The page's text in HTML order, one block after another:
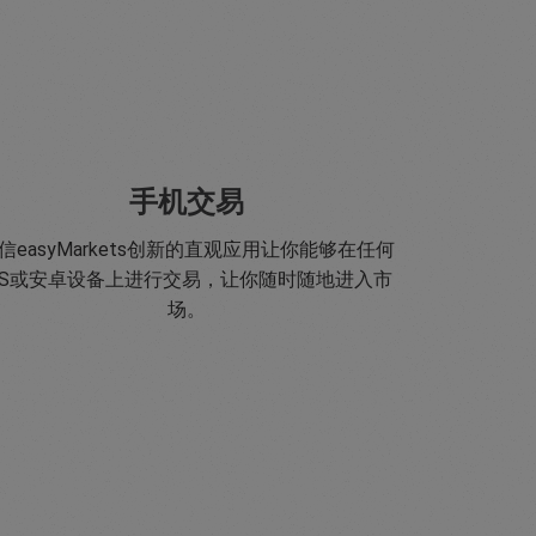
手机交易
easyMarkets创新的直观应用让你能够在任何
或安卓设备上进行交易，让你随时随地进入市
场。